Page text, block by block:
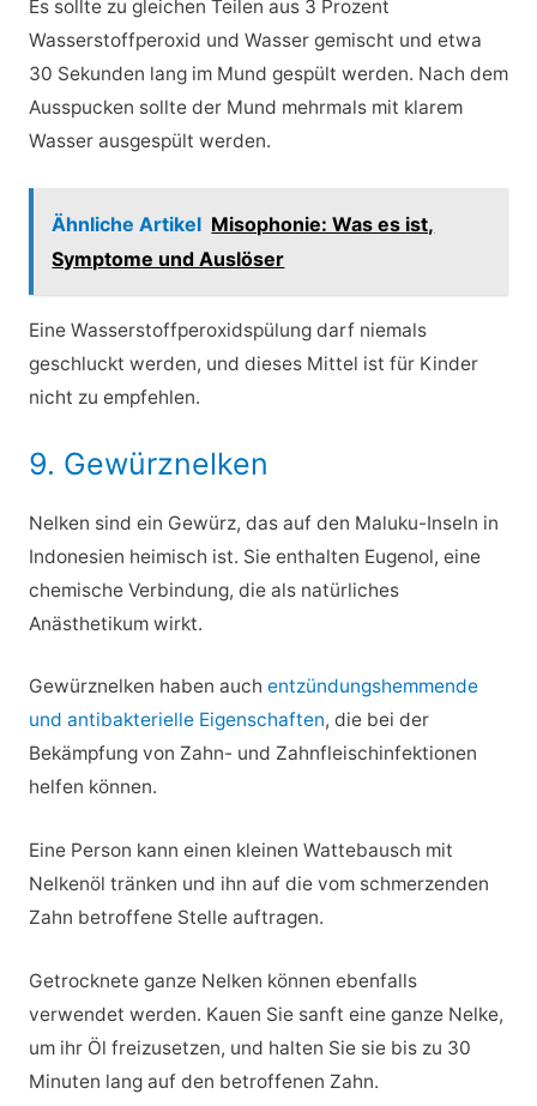
Es sollte zu gleichen Teilen aus 3 Prozent
Wasserstoffperoxid und Wasser gemischt und etwa
30 Sekunden lang im Mund gespült werden. Nach dem
Ausspucken sollte der Mund mehrmals mit klarem
Wasser ausgespült werden.
Ähnliche Artikel Misophonie: Was es ist,
Symptome und Auslöser
Eine Wasserstoffperoxidspülung darf niemals
geschluckt werden, und dieses Mittel ist für Kinder
nicht zu empfehlen.
9. Gewürznelken
Nelken sind ein Gewürz, das auf den Maluku-Inseln in
Indonesien heimisch ist. Sie enthalten Eugenol, eine
chemische Verbindung, die als natürliches
Anästhetikum wirkt.
Gewürznelken haben auch entzündungshemmende
und antibakterielle Eigenschaften, die bei der
Bekämpfung von Zahn- und Zahnfleischinfektionen
helfen können.
Eine Person kann einen kleinen Wattebausch mit
Nelkenöl tränken und ihn auf die vom schmerzenden
Zahn betroffene Stelle auftragen.
Getrocknete ganze Nelken können ebenfalls
verwendet werden. Kauen Sie sanft eine ganze Nelke,
um ihr Öl freizusetzen, und halten Sie sie bis zu 30
Minuten lang auf den betroffenen Zahn.